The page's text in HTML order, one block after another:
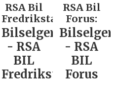
RSA Bil
Fredrikstad:
Bilselger
- RSA
BIL
Fredrikstad
RSA Bil
Forus:
Bilselger
- RSA
BIL
Forus